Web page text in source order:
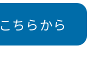
ちらから